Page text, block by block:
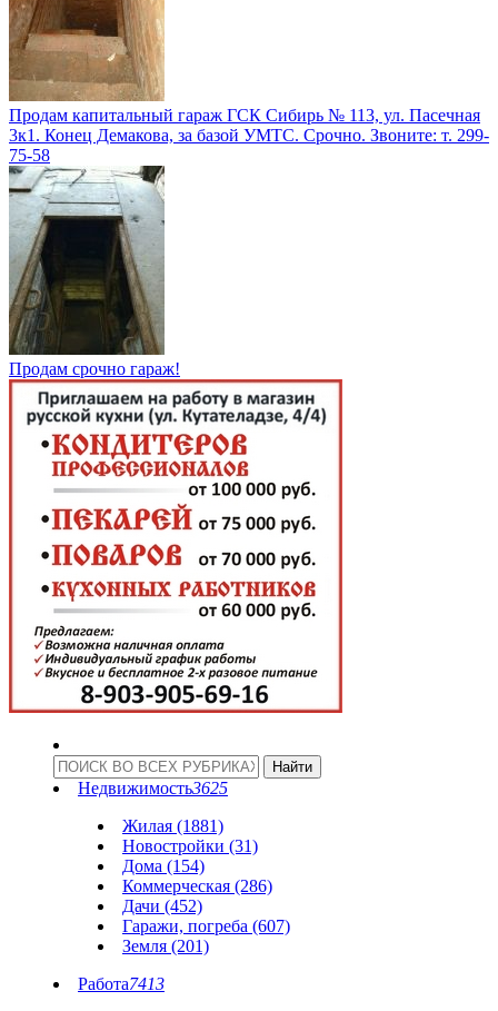
Продам капитальный гараж ГСК Сибирь № 113, ул. Пасечная
3к1. Конец Демакова, за базой УМТС. Срочно. Звоните: т. 299-
75-58
Продам срочно гараж!
Недвижимость3625
Жилая (1881)
Новостройки (31)
Дома (154)
Коммерческая (286)
Дачи (452)
Гаражи, погреба (607)
Земля (201)
Работа7413